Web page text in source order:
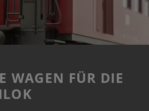
WAGEN FÜR DIE